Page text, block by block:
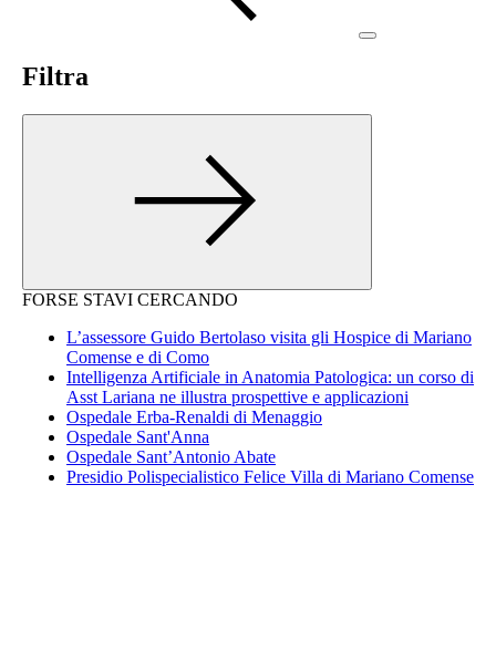
Filtra
FORSE STAVI CERCANDO
L’assessore Guido Bertolaso visita gli Hospice di Mariano
Comense e di Como
Intelligenza Artificiale in Anatomia Patologica: un corso di
Asst Lariana ne illustra prospettive e applicazioni
Ospedale Erba-Renaldi di Menaggio
Ospedale Sant'Anna
Ospedale Sant’Antonio Abate
Presidio Polispecialistico Felice Villa di Mariano Comense